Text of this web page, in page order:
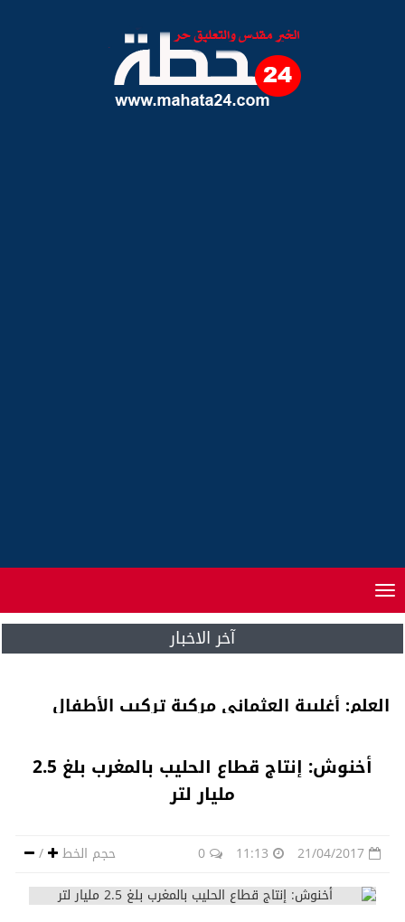
Toggle
navigation
آخر الاخبار
للعبهم بالقطع
أخنوش: إنتاج قطاع الحليب بالمغرب بلغ 2.5
مليار لتر
حجم الخط / 21/04/2017
11:13
0